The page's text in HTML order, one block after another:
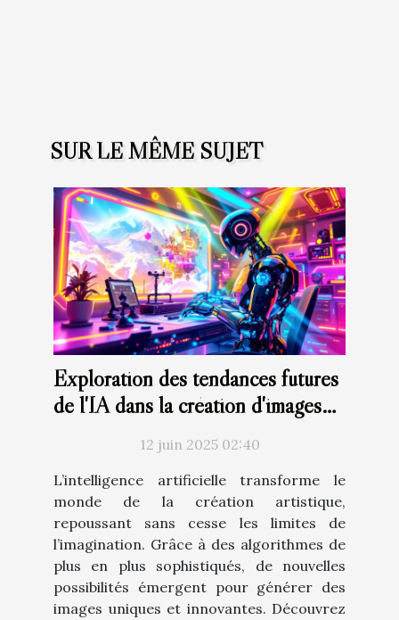
SUR LE MÊME SUJET
Exploration des tendances futures
de l'IA dans la création d'images
12 juin 2025 02:40
L’intelligence artificielle transforme le
monde de la création artistique,
repoussant sans cesse les limites de
l’imagination. Grâce à des algorithmes de
plus en plus sophistiqués, de nouvelles
possibilités émergent pour générer des
images uniques et innovantes. Découvrez